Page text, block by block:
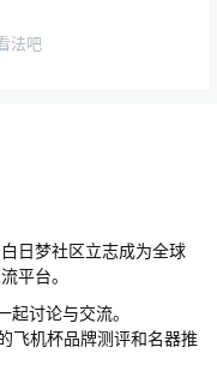
法吧
日梦社区立志成为全球
平台。
起讨论与交流。
飞机杯品牌测评和名器推